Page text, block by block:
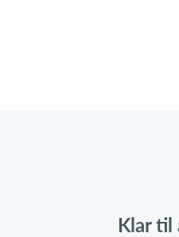
Klar til